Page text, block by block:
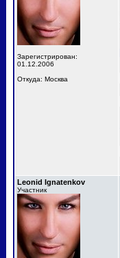
Зарегистрирован:
01.12.2006
Откуда: Москва
Leonid Ignatenkov
Участник